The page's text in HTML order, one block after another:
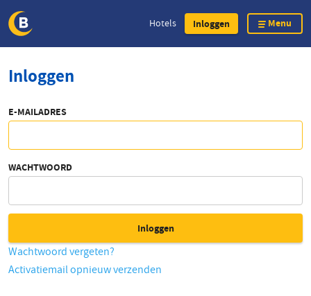
en
de
inhoud
gaan
Hotels Inloggen Menu
Inloggen
E-MAILADRES
WACHTWOORD
Wachtwoord vergeten?
Activatiemail opnieuw verzenden